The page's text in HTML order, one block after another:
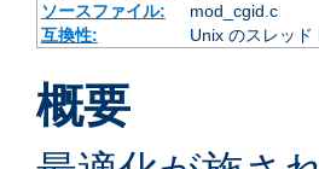
ソースファイル:
mod_cgid.c
互換性:
Unix のスレッド
概要